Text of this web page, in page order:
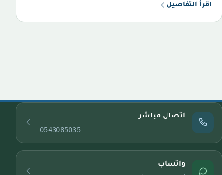
اقرأ التفاصيل
اتصال مباشر
0543085035
واتساب